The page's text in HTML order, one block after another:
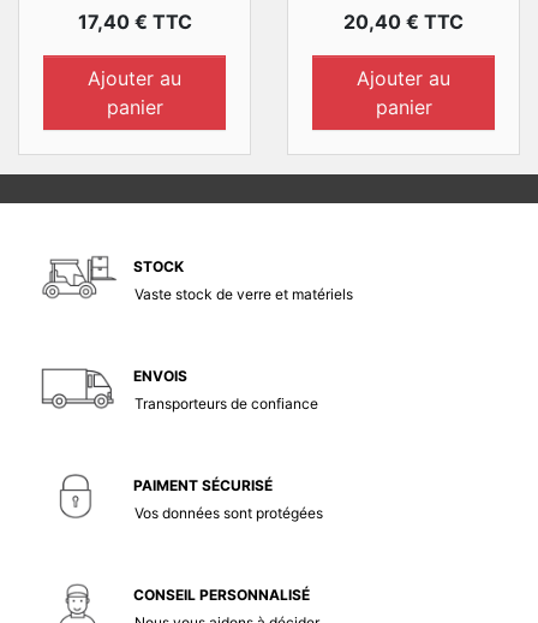
Prix
17,40 € TTC
Ajouter au
panier
Prix
20,40 € TTC
Ajouter au
panier
STOCK
Vaste stock de verre et matériels
ENVOIS
Transporteurs de confiance
PAIMENT SÉCURISÉ
Vos données sont protégées
CONSEIL PERSONNALISÉ